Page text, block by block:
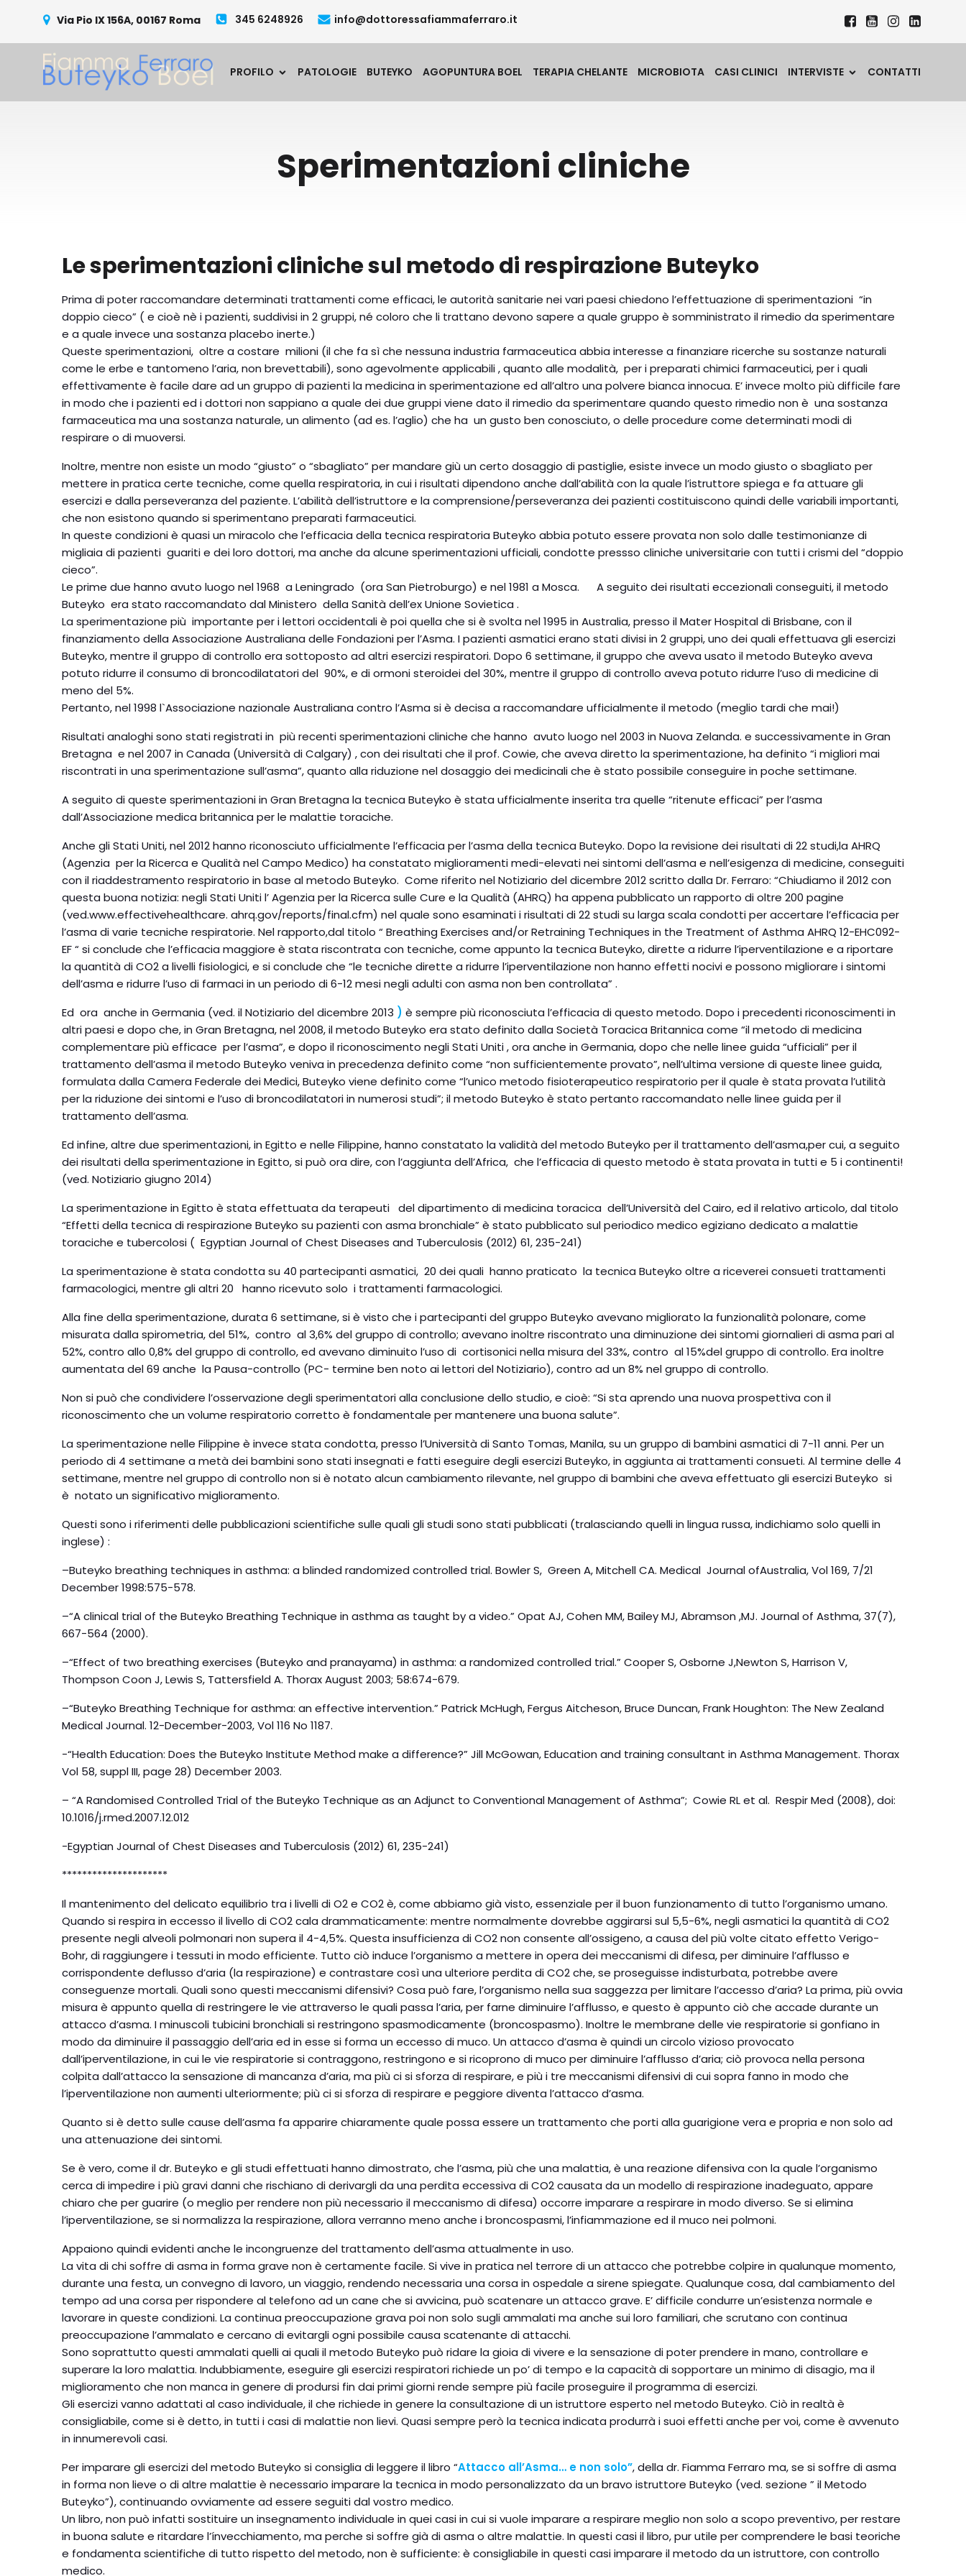
Via Pio IX 156A, 00167 Roma 345 6248926 info@dottoressafiammaferraro.it
PROFILO PATOLOGIE BUTEYKO AGOPUNTURA BOEL TERAPIA CHELANTE MICROBIOTA CASI CLINICI INTERVISTE CONTATTI
Sperimentazioni cliniche
Le sperimentazioni cliniche sul metodo di respirazione Buteyko
Prima di poter raccomandare determinati trattamenti come efficaci, le autorità sanitarie nei vari paesi chiedono l’effettuazione di sperimentazioni “in
doppio cieco” ( e cioè nè i pazienti, suddivisi in 2 gruppi, né coloro che li trattano devono sapere a quale gruppo è somministrato il rimedio da sperimentare
e a quale invece una sostanza placebo inerte.)
Queste sperimentazioni, oltre a costare milioni (il che fa sì che nessuna industria farmaceutica abbia interesse a finanziare ricerche su sostanze naturali
come le erbe e tantomeno l’aria, non brevettabili), sono agevolmente applicabili , quanto alle modalità, per i preparati chimici farmaceutici, per i quali
effettivamente è facile dare ad un gruppo di pazienti la medicina in sperimentazione ed all’altro una polvere bianca innocua. E’ invece molto più difficile fare
in modo che i pazienti ed i dottori non sappiano a quale dei due gruppi viene dato il rimedio da sperimentare quando questo rimedio non è una sostanza
farmaceutica ma una sostanza naturale, un alimento (ad es. l’aglio) che ha un gusto ben conosciuto, o delle procedure come determinati modi di
respirare o di muoversi.
Inoltre, mentre non esiste un modo “giusto” o “sbagliato” per mandare giù un certo dosaggio di pastiglie, esiste invece un modo giusto o sbagliato per
mettere in pratica certe tecniche, come quella respiratoria, in cui i risultati dipendono anche dall’abilità con la quale l’istruttore spiega e fa attuare gli
esercizi e dalla perseveranza del paziente. L’abilità dell’istruttore e la comprensione/perseveranza dei pazienti costituiscono quindi delle variabili importanti,
che non esistono quando si sperimentano preparati farmaceutici.
In queste condizioni è quasi un miracolo che l’efficacia della tecnica respiratoria Buteyko abbia potuto essere provata non solo dalle testimonianze di
migliaia di pazienti guariti e dei loro dottori, ma anche da alcune sperimentazioni ufficiali, condotte pressso cliniche universitarie con tutti i crismi del “doppio
cieco”.
Le prime due hanno avuto luogo nel 1968 a Leningrado (ora San Pietroburgo) e nel 1981 a Mosca. A seguito dei risultati eccezionali conseguiti, il metodo
Buteyko era stato raccomandato dal Ministero della Sanità dell’ex Unione Sovietica .
La sperimentazione più importante per i lettori occidentali è poi quella che si è svolta nel 1995 in Australia, presso il Mater Hospital di Brisbane, con il
finanziamento della Associazione Australiana delle Fondazioni per l’Asma. I pazienti asmatici erano stati divisi in 2 gruppi, uno dei quali effettuava gli esercizi
Buteyko, mentre il gruppo di controllo era sottoposto ad altri esercizi respiratori. Dopo 6 settimane, il gruppo che aveva usato il metodo Buteyko aveva
potuto ridurre il consumo di broncodilatatori del 90%, e di ormoni steroidei del 30%, mentre il gruppo di controllo aveva potuto ridurre l’uso di medicine di
meno del 5%.
Pertanto, nel 1998 l`Associazione nazionale Australiana contro l’Asma si è decisa a raccomandare ufficialmente il metodo (meglio tardi che mai!)
Risultati analoghi sono stati registrati in più recenti sperimentazioni cliniche che hanno avuto luogo nel 2003 in Nuova Zelanda. e successivamente in Gran
Bretagna e nel 2007 in Canada (Università di Calgary) , con dei risultati che il prof. Cowie, che aveva diretto la sperimentazione, ha definito “i migliori mai
riscontrati in una sperimentazione sull’asma”, quanto alla riduzione nel dosaggio dei medicinali che è stato possibile conseguire in poche settimane.
A seguito di queste sperimentazioni in Gran Bretagna la tecnica Buteyko è stata ufficialmente inserita tra quelle “ritenute efficaci” per l’asma
dall’Associazione medica britannica per le malattie toraciche.
Anche gli Stati Uniti, nel 2012 hanno riconosciuto ufficialmente l’efficacia per l’asma della tecnica Buteyko. Dopo la revisione dei risultati di 22 studi,la AHRQ
(Agenzia per la Ricerca e Qualità nel Campo Medico) ha constatato miglioramenti medi-elevati nei sintomi dell’asma e nell’esigenza di medicine, conseguiti
con il riaddestramento respiratorio in base al metodo Buteyko. Come riferito nel Notiziario del dicembre 2012 scritto dalla Dr. Ferraro: “Chiudiamo il 2012 con
questa buona notizia: negli Stati Uniti l’ Agenzia per la Ricerca sulle Cure e la Qualità (AHRQ) ha appena pubblicato un rapporto di oltre 200 pagine
(ved.www.effectivehealthcare. ahrq.gov/reports/final.cfm) nel quale sono esaminati i risultati di 22 studi su larga scala condotti per accertare l’efficacia per
l’asma di varie tecniche respiratorie. Nel rapporto,dal titolo “ Breathing Exercises and/or Retraining Techniques in the Treatment of Asthma AHRQ 12-EHC092-
EF “ si conclude che l’efficacia maggiore è stata riscontrata con tecniche, come appunto la tecnica Buteyko, dirette a ridurre l’iperventilazione e a riportare
la quantità di CO2 a livelli fisiologici, e si conclude che “le tecniche dirette a ridurre l’iperventilazione non hanno effetti nocivi e possono migliorare i sintomi
dell’asma e ridurre l’uso di farmaci in un periodo di 6-12 mesi negli adulti con asma non ben controllata” .
Ed ora anche in Germania (ved. il Notiziario del dicembre 2013 ) è sempre più riconosciuta l’efficacia di questo metodo. Dopo i precedenti riconoscimenti in
altri paesi e dopo che, in Gran Bretagna, nel 2008, il metodo Buteyko era stato definito dalla Società Toracica Britannica come “il metodo di medicina
complementare più efficace per l’asma”, e dopo il riconoscimento negli Stati Uniti , ora anche in Germania, dopo che nelle linee guida “ufficiali” per il
trattamento dell’asma il metodo Buteyko veniva in precedenza definito come “non sufficientemente provato”, nell’ultima versione di queste linee guida,
formulata dalla Camera Federale dei Medici, Buteyko viene definito come “l’unico metodo fisioterapeutico respiratorio per il quale è stata provata l’utilità
per la riduzione dei sintomi e l’uso di broncodilatatori in numerosi studi”; il metodo Buteyko è stato pertanto raccomandato nelle linee guida per il
trattamento dell’asma.
Ed infine, altre due sperimentazioni, in Egitto e nelle Filippine, hanno constatato la validità del metodo Buteyko per il trattamento dell’asma,per cui, a seguito
dei risultati della sperimentazione in Egitto, si può ora dire, con l’aggiunta dell’Africa, che l’efficacia di questo metodo è stata provata in tutti e 5 i continenti!
(ved. Notiziario giugno 2014)
La sperimentazione in Egitto è stata effettuata da terapeuti del dipartimento di medicina toracica dell’Università del Cairo, ed il relativo articolo, dal titolo
“Effetti della tecnica di respirazione Buteyko su pazienti con asma bronchiale” è stato pubblicato sul periodico medico egiziano dedicato a malattie
toraciche e tubercolosi ( Egyptian Journal of Chest Diseases and Tuberculosis (2012) 61, 235-241)
La sperimentazione è stata condotta su 40 partecipanti asmatici, 20 dei quali hanno praticato la tecnica Buteyko oltre a riceverei consueti trattamenti
farmacologici, mentre gli altri 20 hanno ricevuto solo i trattamenti farmacologici.
Alla fine della sperimentazione, durata 6 settimane, si è visto che i partecipanti del gruppo Buteyko avevano migliorato la funzionalità polonare, come
misurata dalla spirometria, del 51%, contro al 3,6% del gruppo di controllo; avevano inoltre riscontrato una diminuzione dei sintomi giornalieri di asma pari al
52%, contro allo 0,8% del gruppo di controllo, ed avevano diminuito l’uso di cortisonici nella misura del 33%, contro al 15%del gruppo di controllo. Era inoltre
aumentata del 69 anche la Pausa-controllo (PC- termine ben noto ai lettori del Notiziario), contro ad un 8% nel gruppo di controllo.
Non si può che condividere l’osservazione degli sperimentatori alla conclusione dello studio, e cioè: “Si sta aprendo una nuova prospettiva con il
riconoscimento che un volume respiratorio corretto è fondamentale per mantenere una buona salute”.
La sperimentazione nelle Filippine è invece stata condotta, presso l’Università di Santo Tomas, Manila, su un gruppo di bambini asmatici di 7-11 anni. Per un
periodo di 4 settimane a metà dei bambini sono stati insegnati e fatti eseguire degli esercizi Buteyko, in aggiunta ai trattamenti consueti. Al termine delle 4
settimane, mentre nel gruppo di controllo non si è notato alcun cambiamento rilevante, nel gruppo di bambini che aveva effettuato gli esercizi Buteyko si
è notato un significativo miglioramento.
Questi sono i riferimenti delle pubblicazioni scientifiche sulle quali gli studi sono stati pubblicati (tralasciando quelli in lingua russa, indichiamo solo quelli in
inglese) :
–Buteyko breathing techniques in asthma: a blinded randomized controlled trial. Bowler S, Green A, Mitchell CA. Medical Journal ofAustralia, Vol 169, 7/21
December 1998:575-578.
–“A clinical trial of the Buteyko Breathing Technique in asthma as taught by a video.” Opat AJ, Cohen MM, Bailey MJ, Abramson ,MJ. Journal of Asthma, 37(7),
667-564 (2000).
–“Effect of two breathing exercises (Buteyko and pranayama) in asthma: a randomized controlled trial.” Cooper S, Osborne J,Newton S, Harrison V,
Thompson Coon J, Lewis S, Tattersfield A. Thorax August 2003; 58:674-679.
–“Buteyko Breathing Technique for asthma: an effective intervention.” Patrick McHugh, Fergus Aitcheson, Bruce Duncan, Frank Houghton: The New Zealand
Medical Journal. 12-December-2003, Vol 116 No 1187.
-“Health Education: Does the Buteyko Institute Method make a difference?” Jill McGowan, Education and training consultant in Asthma Management. Thorax
Vol 58, suppl III, page 28) December 2003.
– “A Randomised Controlled Trial of the Buteyko Technique as an Adjunct to Conventional Management of Asthma”; Cowie RL et al. Respir Med (2008), doi:
10.1016/j.rmed.2007.12.012
-Egyptian Journal of Chest Diseases and Tuberculosis (2012) 61, 235-241)
*********************
Il mantenimento del delicato equilibrio tra i livelli di O2 e CO2 è, come abbiamo già visto, essenziale per il buon funzionamento di tutto l’organismo umano.
Quando si respira in eccesso il livello di CO2 cala drammaticamente: mentre normalmente dovrebbe aggirarsi sul 5,5-6%, negli asmatici la quantità di CO2
presente negli alveoli polmonari non supera il 4-4,5%. Questa insufficienza di CO2 non consente all’ossigeno, a causa del più volte citato effetto Verigo-
Bohr, di raggiungere i tessuti in modo efficiente. Tutto ciò induce l’organismo a mettere in opera dei meccanismi di difesa, per diminuire l’afflusso e
corrispondente deflusso d’aria (la respirazione) e contrastare così una ulteriore perdita di CO2 che, se proseguisse indisturbata, potrebbe avere
conseguenze mortali. Quali sono questi meccanismi difensivi? Cosa può fare, l’organismo nella sua saggezza per limitare l’accesso d’aria? La prima, più ovvia
misura è appunto quella di restringere le vie attraverso le quali passa l’aria, per farne diminuire l’afflusso, e questo è appunto ciò che accade durante un
attacco d’asma. I minuscoli tubicini bronchiali si restringono spasmodicamente (broncospasmo). Inoltre le membrane delle vie respiratorie si gonfiano in
modo da diminuire il passaggio dell’aria ed in esse si forma un eccesso di muco. Un attacco d’asma è quindi un circolo vizioso provocato
dall’iperventilazione, in cui le vie respiratorie si contraggono, restringono e si ricoprono di muco per diminuire l’afflusso d’aria; ciò provoca nella persona
colpita dall’attacco la sensazione di mancanza d’aria, ma più ci si sforza di respirare, e più i tre meccanismi difensivi di cui sopra fanno in modo che
l’iperventilazione non aumenti ulteriormente; più ci si sforza di respirare e peggiore diventa l’attacco d’asma.
Quanto si è detto sulle cause dell’asma fa apparire chiaramente quale possa essere un trattamento che porti alla guarigione vera e propria e non solo ad
una attenuazione dei sintomi.
Se è vero, come il dr. Buteyko e gli studi effettuati hanno dimostrato, che l’asma, più che una malattia, è una reazione difensiva con la quale l’organismo
cerca di impedire i più gravi danni che rischiano di derivargli da una perdita eccessiva di CO2 causata da un modello di respirazione inadeguato, appare
chiaro che per guarire (o meglio per rendere non più necessario il meccanismo di difesa) occorre imparare a respirare in modo diverso. Se si elimina
l’iperventilazione, se si normalizza la respirazione, allora verranno meno anche i broncospasmi, l’infiammazione ed il muco nei polmoni.
Appaiono quindi evidenti anche le incongruenze del trattamento dell’asma attualmente in uso.
La vita di chi soffre di asma in forma grave non è certamente facile. Si vive in pratica nel terrore di un attacco che potrebbe colpire in qualunque momento,
durante una festa, un convegno di lavoro, un viaggio, rendendo necessaria una corsa in ospedale a sirene spiegate. Qualunque cosa, dal cambiamento del
tempo ad una corsa per rispondere al telefono ad un cane che si avvicina, può scatenare un attacco grave. E’ difficile condurre un’esistenza normale e
lavorare in queste condizioni. La continua preoccupazione grava poi non solo sugli ammalati ma anche sui loro familiari, che scrutano con continua
preoccupazione l’ammalato e cercano di evitargli ogni possibile causa scatenante di attacchi.
Sono soprattutto questi ammalati quelli ai quali il metodo Buteyko può ridare la gioia di vivere e la sensazione di poter prendere in mano, controllare e
superare la loro malattia. Indubbiamente, eseguire gli esercizi respiratori richiede un po’ di tempo e la capacità di sopportare un minimo di disagio, ma il
miglioramento che non manca in genere di prodursi fin dai primi giorni rende sempre più facile proseguire il programma di esercizi.
Gli esercizi vanno adattati al caso individuale, il che richiede in genere la consultazione di un istruttore esperto nel metodo Buteyko. Ciò in realtà è
consigliabile, come si è detto, in tutti i casi di malattie non lievi. Quasi sempre però la tecnica indicata produrrà i suoi effetti anche per voi, come è avvenuto
in innumerevoli casi.
Per imparare gli esercizi del metodo Buteyko si consiglia di leggere il libro “Attacco all’Asma… e non solo”, della dr. Fiamma Ferraro ma, se si soffre di asma
in forma non lieve o di altre malattie è necessario imparare la tecnica in modo personalizzato da un bravo istruttore Buteyko (ved. sezione ” il Metodo
Buteyko”), continuando ovviamente ad essere seguiti dal vostro medico.
Un libro, non può infatti sostituire un insegnamento individuale in quei casi in cui si vuole imparare a respirare meglio non solo a scopo preventivo, per restare
in buona salute e ritardare l’ínvecchiamento, ma perche si soffre già di asma o altre malattie. In questi casi il libro, pur utile per comprendere le basi teoriche
e fondamenta scientifiche di tutto rispetto del metodo, non è sufficiente: è consigliabile in questi casi imparare il metodo da un istruttore, con controllo
medico.